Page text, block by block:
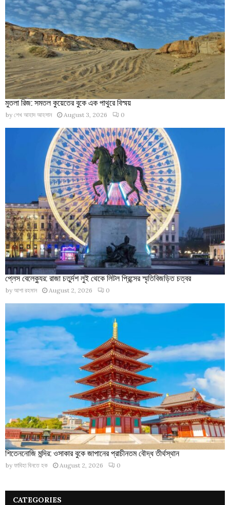
মুতলা রিজ: সমতল কুয়েতের বুকে এক পাথুরে বিস্ময়
by শেখ আহাদ আহসান August 3, 2026 0
প্লেস বেলেক্যুর: রাজা চতুর্দশ লুই থেকে লিটল প্রিন্সের স্মৃতিবিজড়িত চত্বর
by আশা রহমান August 2, 2026 0
শিতেননোজি মন্দির: ওসাকার বুকে জাপানের প্রাচীনতম বৌদ্ধ তীর্থস্থান
by ফাবিহা বিনতে হক August 2, 2026 0
CATEGORIES